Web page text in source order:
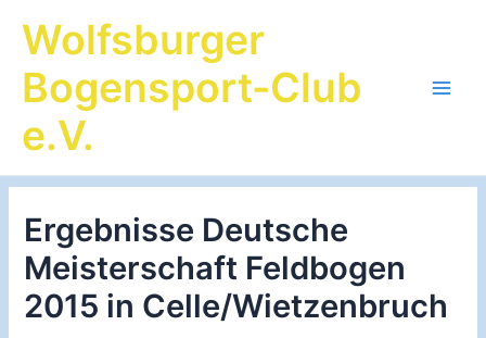
InhaltWolfsburger
Bogensport-Club
e.V.
Ergebnisse Deutsche
Meisterschaft Feldbogen
2015 in Celle/Wietzenbruch